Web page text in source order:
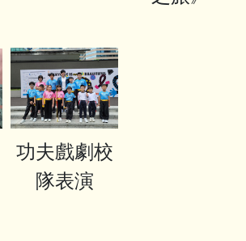
功夫戲劇校
隊表演